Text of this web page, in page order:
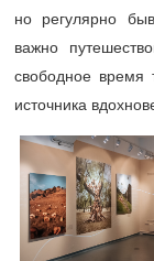
но регулярно
важно
свободное время
источника